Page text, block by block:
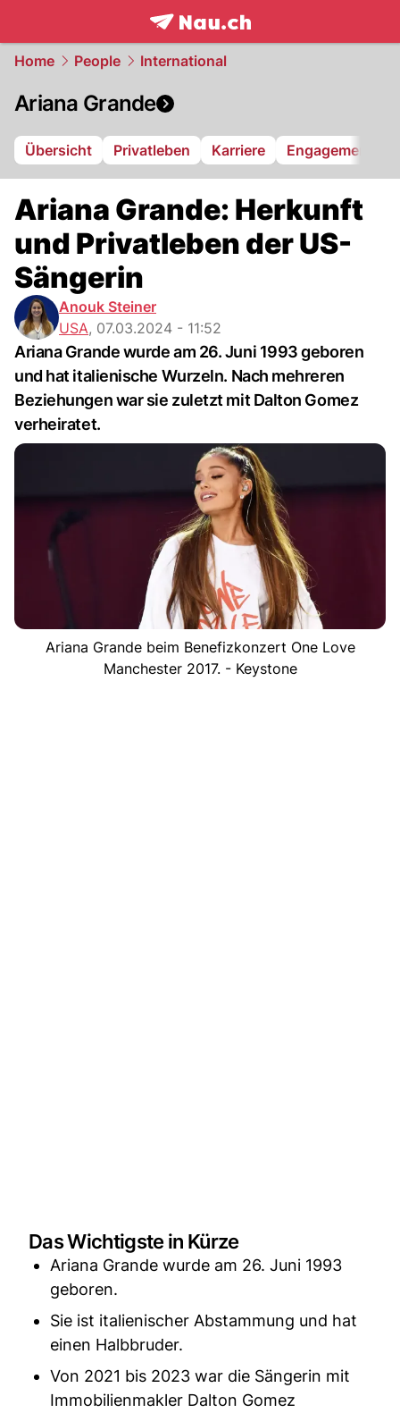
frontpage.NAU.ch
Home People International
Ariana Grande
Übersicht Privatleben Karriere Engagement
Ariana Grande: Herkunft
und Privatleben der US-
Sängerin
Anouk Steiner
USA, 07.03.2024 - 11:52
Ariana Grande wurde am 26. Juni 1993 geboren
und hat italienische Wurzeln. Nach mehreren
Beziehungen war sie zuletzt mit Dalton Gomez
verheiratet.
Ariana Grande beim Benefizkonzert One Love
Manchester 2017. - Keystone
Das Wichtigste in Kürze
Ariana Grande wurde am 26. Juni 1993
geboren.
Sie ist italienischer Abstammung und hat
einen Halbbruder.
Von 2021 bis 2023 war die Sängerin mit
Immobilienmakler Dalton Gomez